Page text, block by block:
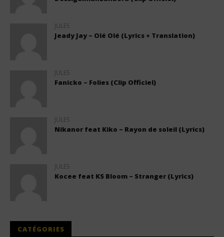
JULES
Jeady Jay – Olé Olé (Lyrics + Translation)
JULES
Fanicko – Folies (Clip Officiel)
JULES
Nikanor feat Kiko – Rayon de soleil (Lyrics)
JULES
Kocee feat KS Bloom – Stranger (Lyrics)
CATÉGORIES